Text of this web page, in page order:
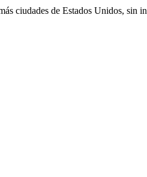
ciudades de Estados Unidos,